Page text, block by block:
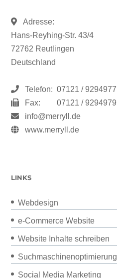
Adresse:
Hans-Reyhing-Str. 43/4
72762 Reutlingen
Deutschland
Telefon: 07121 / 9294977
Fax:
07121 / 9294979
info@merryll.de
www.merryll.de
LINKS
Webdesign
e-Commerce Website
Website Inhalte schreiben
Suchmaschinenoptimierung
Social Media Marketing